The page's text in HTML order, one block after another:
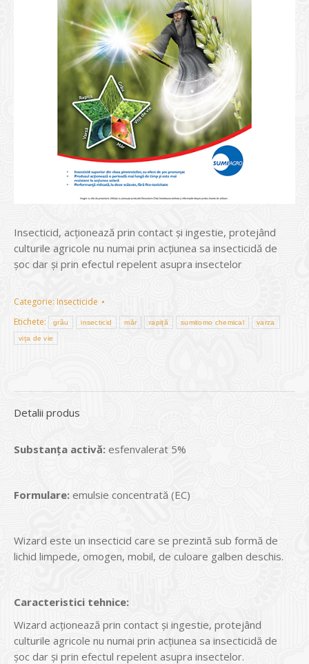
Insecticid, acţionează prin contact şi ingestie, protejând
culturile agricole nu numai prin acţiunea sa insecticidă de
şoc dar şi prin efectul repelent asupra insectelor
Categorie: Insecticide
Etichete:
grâu insecticid măr rapiță sumitomo chemical varza
vița de vie
Detalii produs
Substanţa activă: esfenvalerat 5%
Formulare: emulsie concentrată (EC)
Wizard este un insecticid care se prezintă sub formă de
lichid limpede, omogen, mobil, de culoare galben deschis.
Caracteristici tehnice:
Wizard acţionează prin contact şi ingestie, protejând
culturile agricole nu numai prin acţiunea sa insecticidă de
şoc dar şi prin efectul repelent asupra insectelor.